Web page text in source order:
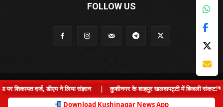
FOLLOW US
© Kushinagar Live - 2022
Home About us Privacy Policy Contact us
×
दर्ज, डीएम ने लिया संज्ञान |
कुशीनगर के शाहपुर खलवापट्टी में बिजली संकट: ग्राम
Download Kushinagar News App